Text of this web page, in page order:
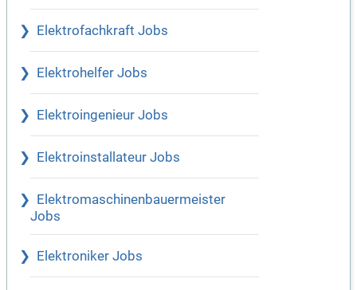
Elektrofachkraft Jobs
Elektrohelfer Jobs
Elektroingenieur Jobs
Elektroinstallateur Jobs
Elektromaschinenbauermeister
Jobs
Elektroniker Jobs